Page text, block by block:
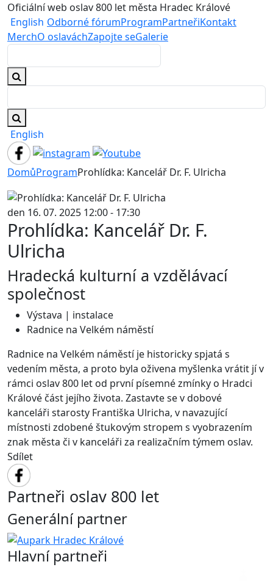
Oficiální web oslav 800 let města Hradec Králové
English Odborné fórumProgramPartneřiKontakt
MerchO oslaváchZapojte seGalerie
English
DomůProgramProhlídka: Kancelář Dr. F. Ulricha
den 16. 07. 2025 12:00 - 17:30
Prohlídka: Kancelář Dr. F.
Ulricha
Hradecká kulturní a vzdělávací
společnost
Výstava | instalace
Radnice na Velkém náměstí
Radnice na Velkém náměstí je historicky spjatá s
vedením města, a proto byla oživena myšlenka vrátit jí v
rámci oslav 800 let od první písemné zmínky o Hradci
Králové část jejího života. Zastavte se v dobové
kanceláři starosty Františka Ulricha, v navazující
místnosti zdobené štukovým stropem s vyobrazením
znak města či v kanceláři za realizačním týmem oslav.
Sdílet
Partneři oslav 800 let
Generální partner
Hlavní partneři